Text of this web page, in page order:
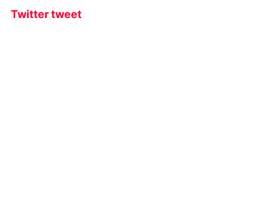
Twitter tweet